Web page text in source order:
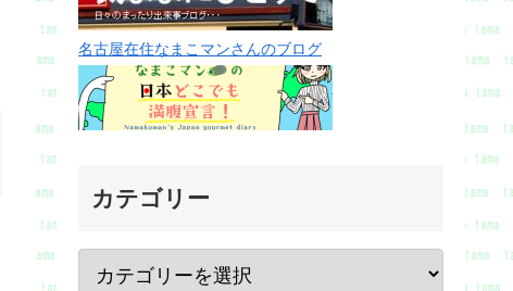
名古屋在住なまこマンさんのブログ
カテゴリー